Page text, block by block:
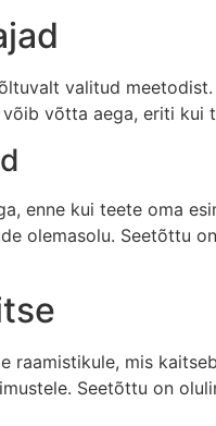
valitud
võtta aega, eriti kui
enne kui teete oma
olemasolu.
raamistikule, mis
Seetõttu on